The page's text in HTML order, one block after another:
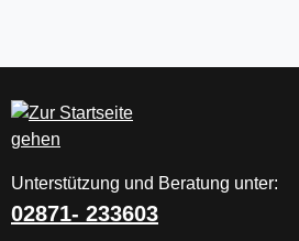
Unterstützung und Beratung unter:
02871- 233603